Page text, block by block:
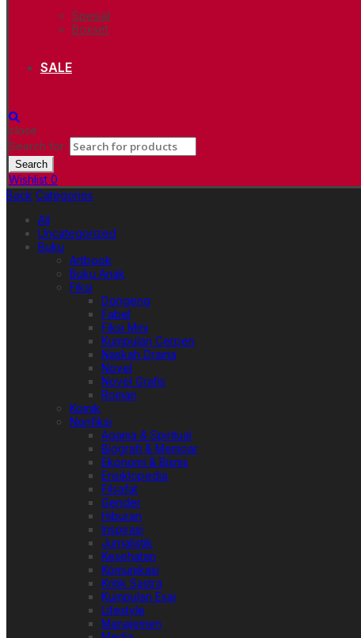
Spesial
Boxset
SALE
close
Search for:
Search
Wishlist 0
Back Categories
All
Uncategorized
Buku
Artbook
Buku Anak
Fiksi
Dongeng
Fabel
Fiksi Mini
Kumpulan Cerpen
Naskah Drama
Novel
Novel Grafis
Roman
Komik
Nonfiksi
Agama & Spiritual
Biografi & Memoar
Ekonomi & Bisnis
Ensiklopedia
Filsafat
Gender
Hiburan
Inspirasi
Jurnalistik
Kesehatan
Komunikasi
Kritik Sastra
Kumpulan Esai
Lifestyle
Manajemen